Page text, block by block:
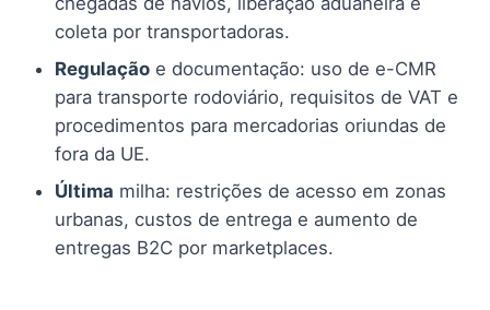
coleta por transportadoras.
Regulação e documentação: uso de e-CMR
para transporte rodoviário, requisitos de VAT e
procedimentos para mercadorias oriundas de
fora da UE.
Última milha: restrições de acesso em zonas
urbanas, custos de entrega e aumento de
entregas B2C por marketplaces.